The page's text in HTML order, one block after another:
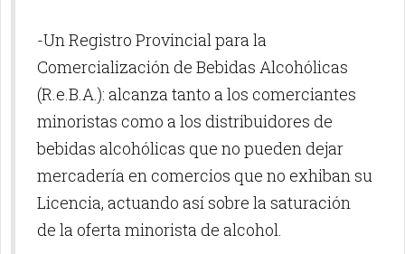
-Un Registro Provincial para la
Comercialización de Bebidas Alcohólicas
(R.e.B.A.): alcanza tanto a los comerciantes
minoristas como a los distribuidores de
bebidas alcohólicas que no pueden dejar
mercadería en comercios que no exhiban su
Licencia, actuando así sobre la saturación
de la oferta minorista de alcohol.